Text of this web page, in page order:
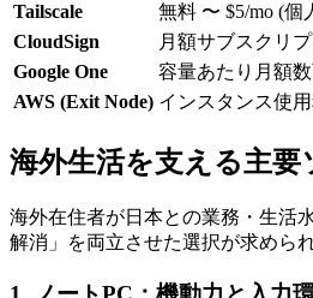
Tailscale
無料 〜 $5/mo (個
CloudSign
月額サブスクリ
Google One
容量あたり月額数
AWS (Exit Node) インスタンス使
海外生活を支える主
海外在住者が日本との業務・生活
解消」を両立させた選択が求めら